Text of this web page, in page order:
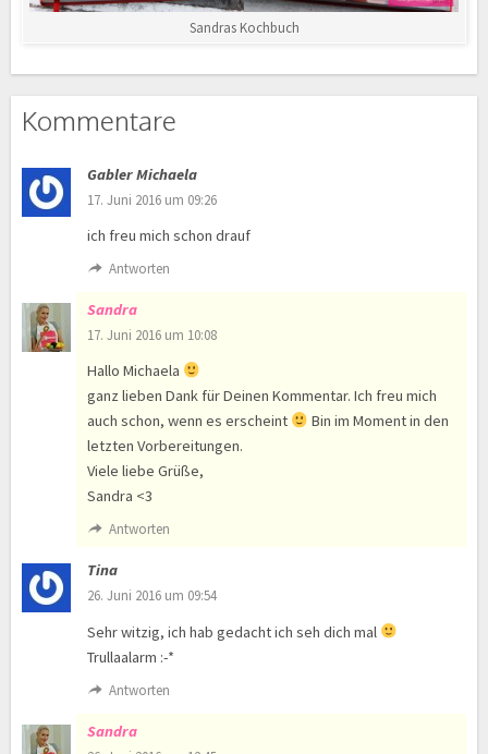
Sandras Kochbuch
Kommentare
Gabler Michaela
17. Juni 2016 um 09:26
ich freu mich schon drauf
Antworten
Sandra
17. Juni 2016 um 10:08
Hallo Michaela
ganz lieben Dank für Deinen Kommentar. Ich freu mich
auch schon, wenn es erscheint
Bin im Moment in den
letzten Vorbereitungen.
Viele liebe Grüße,
Sandra <3
Antworten
Tina
26. Juni 2016 um 09:54
Sehr witzig, ich hab gedacht ich seh dich mal
Trullaalarm :-*
Antworten
Sandra